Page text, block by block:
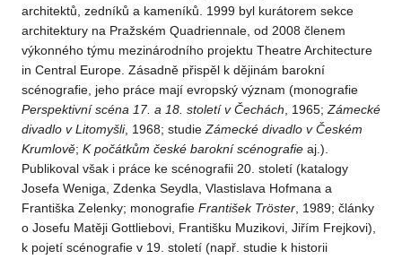
architektů, zedníků a kameníků. 1999 byl kurátorem sekce
architektury na Pražském Quadriennale, od 2008 členem
výkonného týmu mezinárodního projektu Theatre Architecture
in Central Europe. Zásadně přispěl k dějinám barokní
scénografie, jeho práce mají evropský význam (monografie
Perspektivní scéna 17. a 18. století v Čechách , 1965; Zámecké
divadlo v Litomyšli, 1968; studie Zámecké divadlo v Českém
Krumlově; K počátkům české barokní scénografie aj.).
Publikoval však i práce ke scénografii 20. století (katalogy
Josefa Weniga, Zdenka Seydla, Vlastislava Hofmana a
Františka Zelenky; monografie František Tröster , 1989; články
o Josefu Matěji Gottliebovi, Františku Muzikovi, Jiřím Frejkovi),
k pojetí scénografie v 19. století (např. studie k historii